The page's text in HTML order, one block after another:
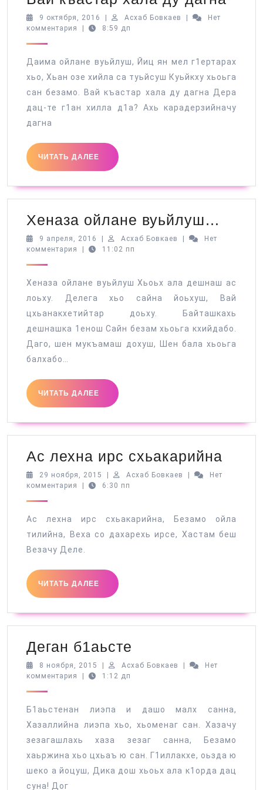
9 октября, 2016
октября,
| Асхаб Бовкаев Асхаб
|
Нет
комментария
| 8:59 дп
Даима ойлане вуьйлуш, Йиц ян мел г1ертарах
хьо, Хьан озе хийла са туьйсуш Куьйкху хьоьга
сан безамо. Вай къастар хала ду дагна Дера
дац-те г1ан хилла д1а? Ахь карадерзийначу
дагна
ЧИТАТЬ ДАЛЕЕ
ЧИТАТЬ
ДАЛЕЕ
Хеназа ойлане вуьйлуш…
9 апреля, 2016
апреля,
Асхаб Бовкаев Асхаб
Нет
комментария
11:02 пп
Хеназа ойлане вуьйлуш Хьоьх ала дешнаш ас
лоьху. Делега хьо сайна йоьхуш, Вай
цхьанакхетийтар доьху. Байташкахь
дешнашка 1енош Сайн безам хьоьга кхийдабо.
Даго, шен мукъамаш дохуш, Шен бала хьоьга
балхабо…
ЧИТАТЬ ДАЛЕЕ
ЧИТАТЬ
ДАЛЕЕ
Ас лехна ирс схьакарийна
29 ноября, 2015 29
ноября,
Асхаб Бовкаев Асхаб
Нет
комментария
6:30 пп
Ас лехна ирс схьакарийна, Безамо ойла
тилийна, Веха со дахарехь ирсе, Хастам беш
Везачу Деле.
ЧИТАТЬ ДАЛЕЕ
ЧИТАТЬ
ДАЛЕЕ
Деган б1аьсте
б1аьсте
8 ноября, 2015
ноября,
Асхаб Бовкаев Асхаб
Нет
комментария
1:12 дп
Б1аьстенан лиэпа и дашо малх санна,
Хазаллийна лиэпа хьо, хьоменаг сан. Хазачу
зезагашлахь хаза зезаг санна, Безамо
хаьржина хьо цхьаъ ю сан. Г1иллакхе, оьзда ю
шеко а йоцуш, Дика дош хьоьх ала к1орда дац
суна! Дог